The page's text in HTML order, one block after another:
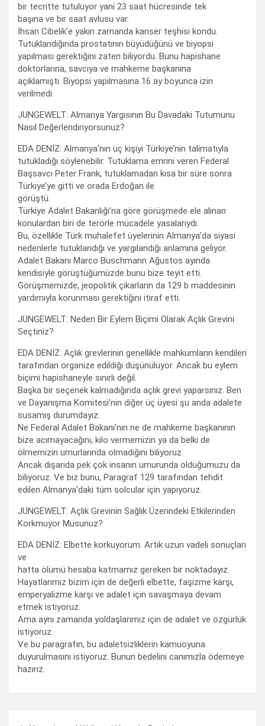
bir tecritte tutuluyor yani 23 saat hücresinde tek
başına ve bir saat avlusu var.
İhsan Cibelik’e yakın zamanda kanser teşhisi kondu.
Tutuklandığında prostatının büyüdüğünü ve biyopsi
yapılması gerektiğini zaten biliyordu. Bunu hapishane
doktorlarına, savcıya ve mahkeme başkanına
açıklamıştı. Biyopsi yapılmasına 16 ay boyunca izin
verilmedi.
JUNGEWELT: Almanya Yargısının Bu Davadaki Tutumunu
Nasıl Değerlendiriyorsunuz?
EDA DENİZ: Almanya’nın üç kişiyi Türkiye’nin talimatıyla
tutukladığı söylenebilir. Tutuklama emrini veren Federal
Başsavcı Peter Frank, tutuklamadan kısa bir süre sonra
Türkiye’ye gitti ve orada Erdoğan ile
görüştü.
Türkiye Adalet Bakanlığı’na göre görüşmede ele alınan
konulardan biri de terörle mücadele yasalarıydı.
Bu, özellikle Türk muhalefet üyelerinin Almanya’da siyasi
nedenlerle tutuklandığı ve yargılandığı anlamına geliyor.
Adalet Bakanı Marco Buschmann Ağustos ayında
kendisiyle görüştüğümüzde bunu bize teyit etti.
Görüşmemizde, jeopolitik çıkarların da 129 b maddesinin
yardımıyla korunması gerektiğini itiraf etti.
JUNGEWELT: Neden Bir Eylem Biçimi Olarak Açlık Grevini
Seçtiniz?
EDA DENİZ: Açlık grevlerinin genellikle mahkumların kendileri
tarafından organize edildiği düşünülüyor. Ancak bu eylem
biçimi hapishaneyle sınırlı değil.
Başka bir seçenek kalmadığında açlık grevi yaparsınız. Ben
ve Dayanışma Komitesi’nin diğer üç üyesi şu anda adalete
susamış durumdayız.
Ne Federal Adalet Bakanı’nın ne de mahkeme başkanının
bize acımayacağını, kilo vermemizin ya da belki de
ölmemizin umurlarında olmadığını biliyoruz.
Ancak dışarıda pek çok insanın umurunda olduğumuzu da
biliyoruz. Ve biz bunu, Paragraf 129 tarafından tehdit
edilen Almanya’daki tüm solcular için yapıyoruz.
JUNGEWELT: Açlık Grevinin Sağlık Üzerindeki Etkilerinden
Korkmuyor Musunuz?
EDA DENİZ: Elbette korkuyorum. Artık uzun vadeli sonuçları
ve
hatta ölümü hesaba katmamız gereken bir noktadayız.
Hayatlarımız bizim için de değerli elbette, faşizme karşı,
emperyalizme karşı ve adalet için savaşmaya devam
etmek istiyoruz.
Ama aynı zamanda yoldaşlarımız için de adalet ve özgürlük
istiyoruz.
Ve bu paragrafın, bu adaletsizliklerin kamuoyuna
duyurulmasını istiyoruz. Bunun bedelini canımızla ödemeye
hazırız.